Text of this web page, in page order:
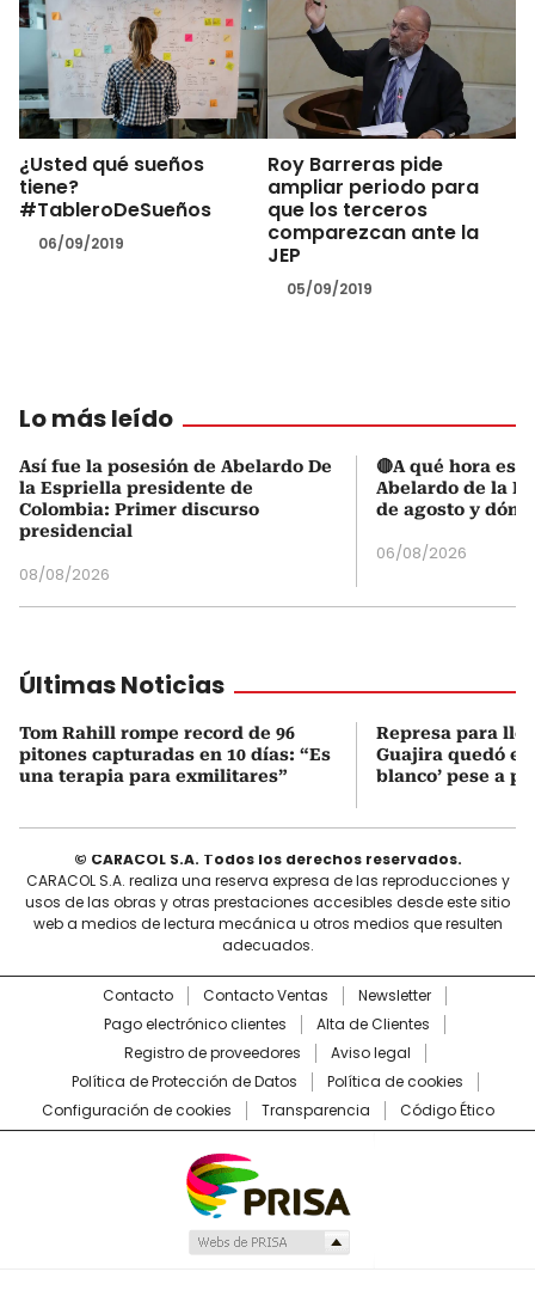
¿Usted qué sueños
tiene?
#TableroDeSueños
06/09/2019
Roy Barreras pide
ampliar periodo para
que los terceros
comparezcan ante la
JEP
05/09/2019
Lo más leído
Así fue la posesión de Abelardo De
la Espriella presidente de
Colombia: Primer discurso
presidencial
08/08/2026
🔴A qué hora es
Abelardo de la
de agosto y
06/08/2026
Últimas Noticias
Tom Rahill rompe record de 96
pitones capturadas en 10 días: “Es
una terapia para exmilitares”
Represa para
Guajira quedó en
blanco’ pese a
© CARACOL S.A. Todos los derechos reservados.
CARACOL S.A. realiza una reserva expresa de las reproducciones y
usos de las obras y otras prestaciones accesibles desde este sitio
web a medios de lectura mecánica u otros medios que resulten
adecuados.
Contacto Contacto Ventas
Newsletter
Pago electrónico clientes
Alta de Clientes
Registro de proveedores
Aviso legal
Política de Protección de Datos
Política de cookies
Configuración de cookies
Transparencia Código Ético